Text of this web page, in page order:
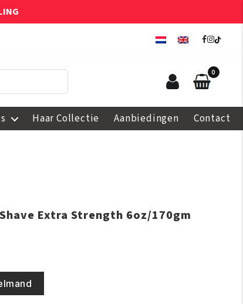
0
Haar Collectie Aanbiedingen Contact
Extra Strength 6oz/170gm